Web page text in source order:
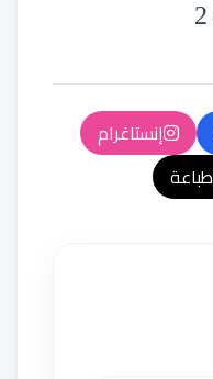
إنستاغرام
طباعة